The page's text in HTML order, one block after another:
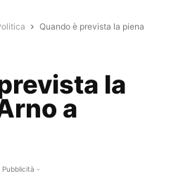
Quando è prevista la piena
la
a
Pubblicità -